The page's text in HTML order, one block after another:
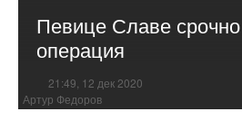
Певице Славе
операция
21:49, 12 дек 2020
Артур Федоров